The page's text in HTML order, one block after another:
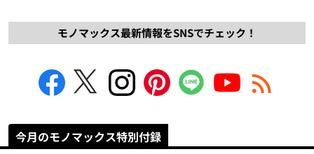
モノマックス最新情報をSNSでチェック！
今月のモノマックス特別付録